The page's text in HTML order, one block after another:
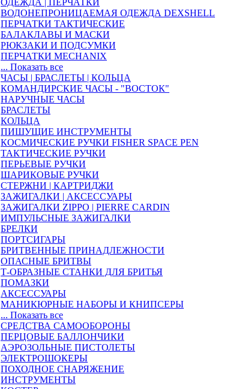
ОДЕЖДА | ПЕРЧАТКИ
ВОДОНЕПРОНИЦАЕМАЯ ОДЕЖДА DEXSHELL
ПЕРЧАТКИ ТАКТИЧЕСКИЕ
БАЛАКЛАВЫ И МАСКИ
РЮКЗАКИ И ПОДСУМКИ
ПЕРЧАТКИ MECHANIX
... Показать все
ЧАСЫ | БРАСЛЕТЫ | КОЛЬЦА
КОМАНДИРСКИЕ ЧАСЫ - "ВОСТОК"
НАРУЧНЫЕ ЧАСЫ
БРАСЛЕТЫ
КОЛЬЦА
ПИШУЩИЕ ИНСТРУМЕНТЫ
КОСМИЧЕСКИЕ РУЧКИ FISHER SPACE PEN
ТАКТИЧЕСКИЕ РУЧКИ
ПЕРЬЕВЫЕ РУЧКИ
ШАРИКОВЫЕ РУЧКИ
СТЕРЖНИ | КАРТРИДЖИ
ЗАЖИГАЛКИ | АКСЕССУАРЫ
ЗАЖИГАЛКИ ZIPPO | PIERRE CARDIN
ИМПУЛЬСНЫЕ ЗАЖИГАЛКИ
БРЕЛКИ
ПОРТСИГАРЫ
БРИТВЕННЫЕ ПРИНАДЛЕЖНОСТИ
ОПАСНЫЕ БРИТВЫ
Т-ОБРАЗНЫЕ СТАНКИ ДЛЯ БРИТЬЯ
ПОМАЗКИ
АКСЕССУАРЫ
МАНИКЮРНЫЕ НАБОРЫ И КНИПСЕРЫ
... Показать все
СРЕДСТВА САМООБОРОНЫ
ПЕРЦОВЫЕ БАЛЛОНЧИКИ
АЭРОЗОЛЬНЫЕ ПИСТОЛЕТЫ
ЭЛЕКТРОШОКЕРЫ
ПОХОДНОЕ СНАРЯЖЕНИЕ
ИНСТРУМЕНТЫ